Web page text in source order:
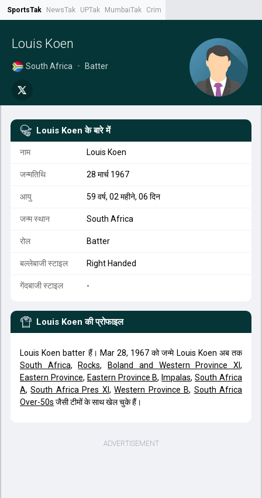
SportsTak NewsTak UPTak MumbaiTak CrimeTak
Louis Koen
South Africa • Batter
Louis Koen के बारे में
नाम Louis Koen
जन्मतिथि 28 मार्च 1967
आयु 59 वर्ष, 02 महीने, 06 दिन
जन्म स्थान South Africa
रोल Batter
बल्लेबाजी स्टाइल Right Handed
गेंदबाजी स्टाइल -
Louis Koen की प्रोफाइल
Louis Koen batter हैं। Mar 28, 1967 को जन्मे Louis Koen अब तक
South Africa, Rocks, Boland and Western Province XI,
Eastern Province, Eastern Province B, Impalas,South Africa
A,South Africa Pres XI ,Western Province B, South Africa
Over-50s जैसी टीमों के साथ खेल चुके हैं।